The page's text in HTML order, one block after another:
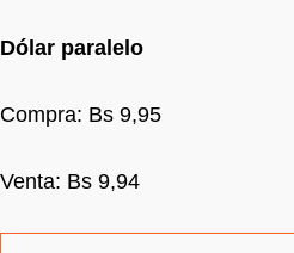
Dólar paralelo
Compra: Bs 9,95
Venta: Bs 9,94